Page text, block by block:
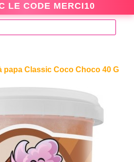
LE CODE MERCI10
papa Classic Coco Choco 40 G